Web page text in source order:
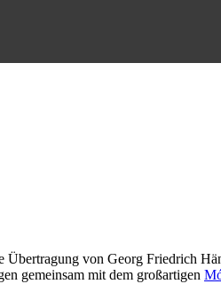
Übertragung von Georg Friedrich
gemeinsam mit dem großartigen